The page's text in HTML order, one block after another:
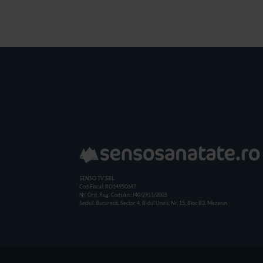
SENSO TV SRL
Cod Fiscal: RO14950647
Nr. Ord. Reg. Com./an: J40/2911/2005
Sediul: Bucuresti, Sector 4, B-dul Unirii, Nr. 15, Bloc B3, Mezanin